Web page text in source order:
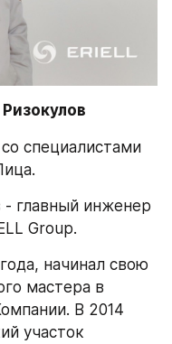
специалистами
- главный инженер
Group.
начинал свою
мастера в
В 2014
участок